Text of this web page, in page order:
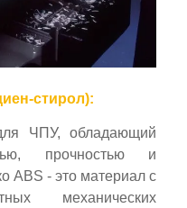
стирол):
ЧПУ, обладающий
прочностью и
ABS - это материал с
механических